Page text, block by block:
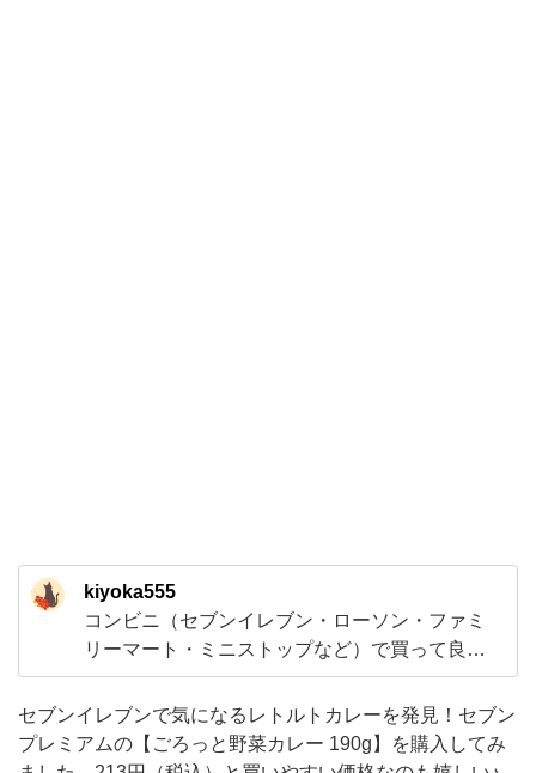
入
し
み
ま
し
kiyoka555
コンビニ（セブンイレブン・ローソン・ファミ
リーマート・ミニストップなど）で買って良か
ったおすすめしたい商品を紹介していきます！
甘いものが好きなのでスイーツがメインになり
ますけど、新商品も気になるので季節限定やキ
ャラクターなどとのコラボ商品といった期間限
セブンイレブンで気になるレトルトカレーを発見！セブン
プレミアムの【ごろっと野菜カレー 190g】を購入してみ